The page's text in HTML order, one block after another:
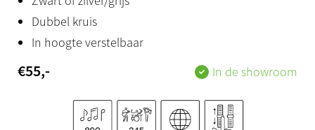
Japan / Indonesië
Stroomadapter
Inclusief
Yamaha app
Dubbel kruis
In hoogte verstelbaar
€55,- In de showroom